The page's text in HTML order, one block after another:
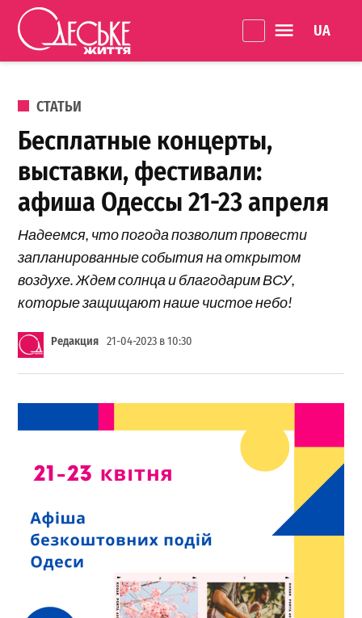
Перейти к содержанию
життя
ОПУБЛИКОВАНО В
СТАТЬИ
Бесплатные концерты,
выставки, фестивали:
афиша Одессы 21-23 апреля
Надеемся, что погода позволит провести
запланированные события на открытом
воздухе. Ждем солнца и благодарим ВСУ,
которые защищают наше чистое небо!
Редакция 21-04-2023 в 10:30